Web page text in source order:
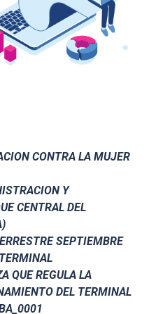
CONTRA LA MUJER
Y
CENTRAL DEL
SEPTIEMBRE
QUE REGULA LA
DEL TERMINAL